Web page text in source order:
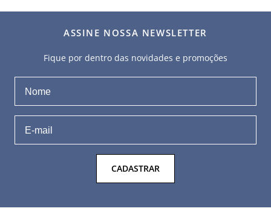
ASSINE NOSSA NEWSLETTER
Fique por dentro das novidades e promoções
CADASTRAR